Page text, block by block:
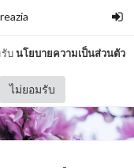
บนโยบายความเป็นส่วนตัว
ไม่ยอมรับ